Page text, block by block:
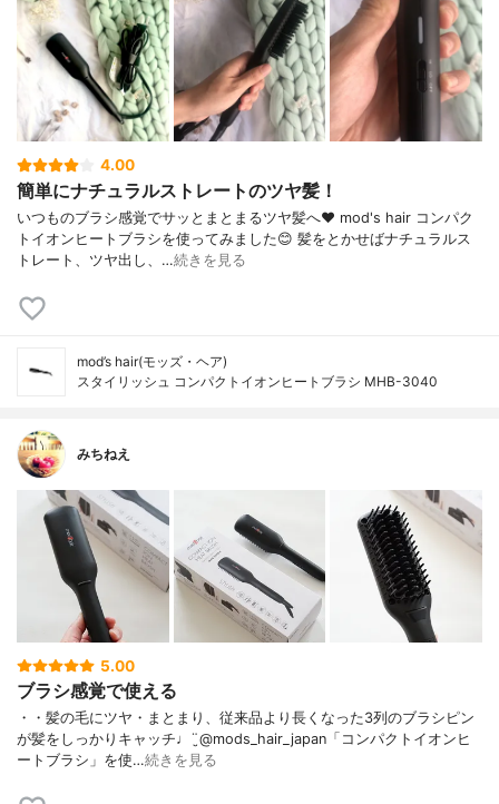
4.00
簡単にナチュラルストレートのツヤ髪！
いつものブラシ感覚でサッとまとまるツヤ髪へ❤ mod's hair コンパク
トイオンヒートブラシを使ってみました😊 髪をとかせばナチュラルス
トレート、ツヤ出し、…続きを見る
mod’s hair(モッズ・ヘア)
スタイリッシュ コンパクトイオンヒートブラシ MHB-3040
みちねえ
5.00
ブラシ感覚で使える
・・髪の毛にツヤ・まとまり、従来品より長くなった3列のブラシピン
が髪をしっかりキャッチ♩¨̮@mods_hair_japan「コンパクトイオンヒ
ートブラシ」を使…続きを見る